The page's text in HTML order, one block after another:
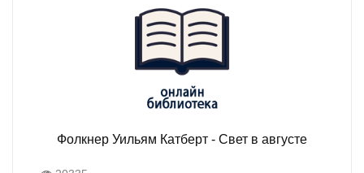
Фолкнер Уильям Катберт - Свет в августе